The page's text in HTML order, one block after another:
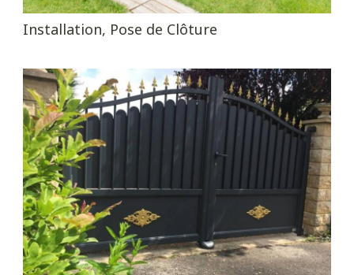
Installation, Pose de Clôture